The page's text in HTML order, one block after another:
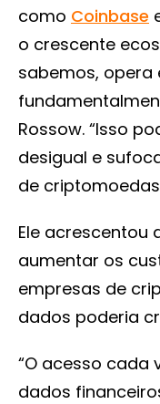
como Coinbase
o crescente
sabemos, opera
Rossow. “Isso
desigual e
de
Ele acrescentou
aumentar os
empresas de
dados poderia
“O acesso cada
dados